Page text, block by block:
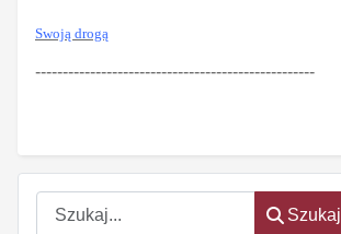
Szukaj
Szukaj
Swoją drogą
---------------------------------------------------